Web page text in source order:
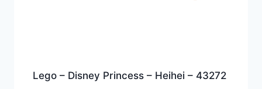
Lego – Disney Princess – Heihei – 43272